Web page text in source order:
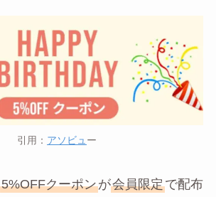
引用： アソビュ ー
5%OFFクーポンが会員限定で配布